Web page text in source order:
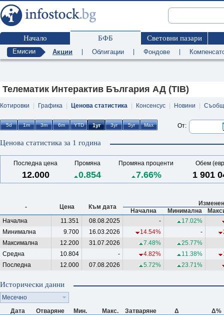
Начало БФБ Световни пазари
Емисии Акции Облигации Фондове
Телематик Интерактив България АД (TIB)
Котировки Графика Ценова статистика Консенсус Новини
От:
Ценова статистика за 1 година
Последна цена Промяна Промяна проценти Обем
12.000 0.854 7.66% 1 901
- Цена Към дата
Начална
Минимална
Начална
11.351 08.08.2025 -
17.02%
Минимална
9.700 16.03.2026 14.54% -
Максимална
12.200 31.07.2026 7.48%
25.77%
Средна
10.804 - 4.82% 11.38%
Последна
12.000 07.08.2026 5.72% 23.71%
Исторически данни
Месечно
Дата
Отваряне Мин. Макс. Затваряне Δ
Δ%